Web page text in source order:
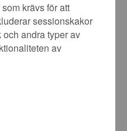
krävs för att
sessionskakor
andra typer av
av